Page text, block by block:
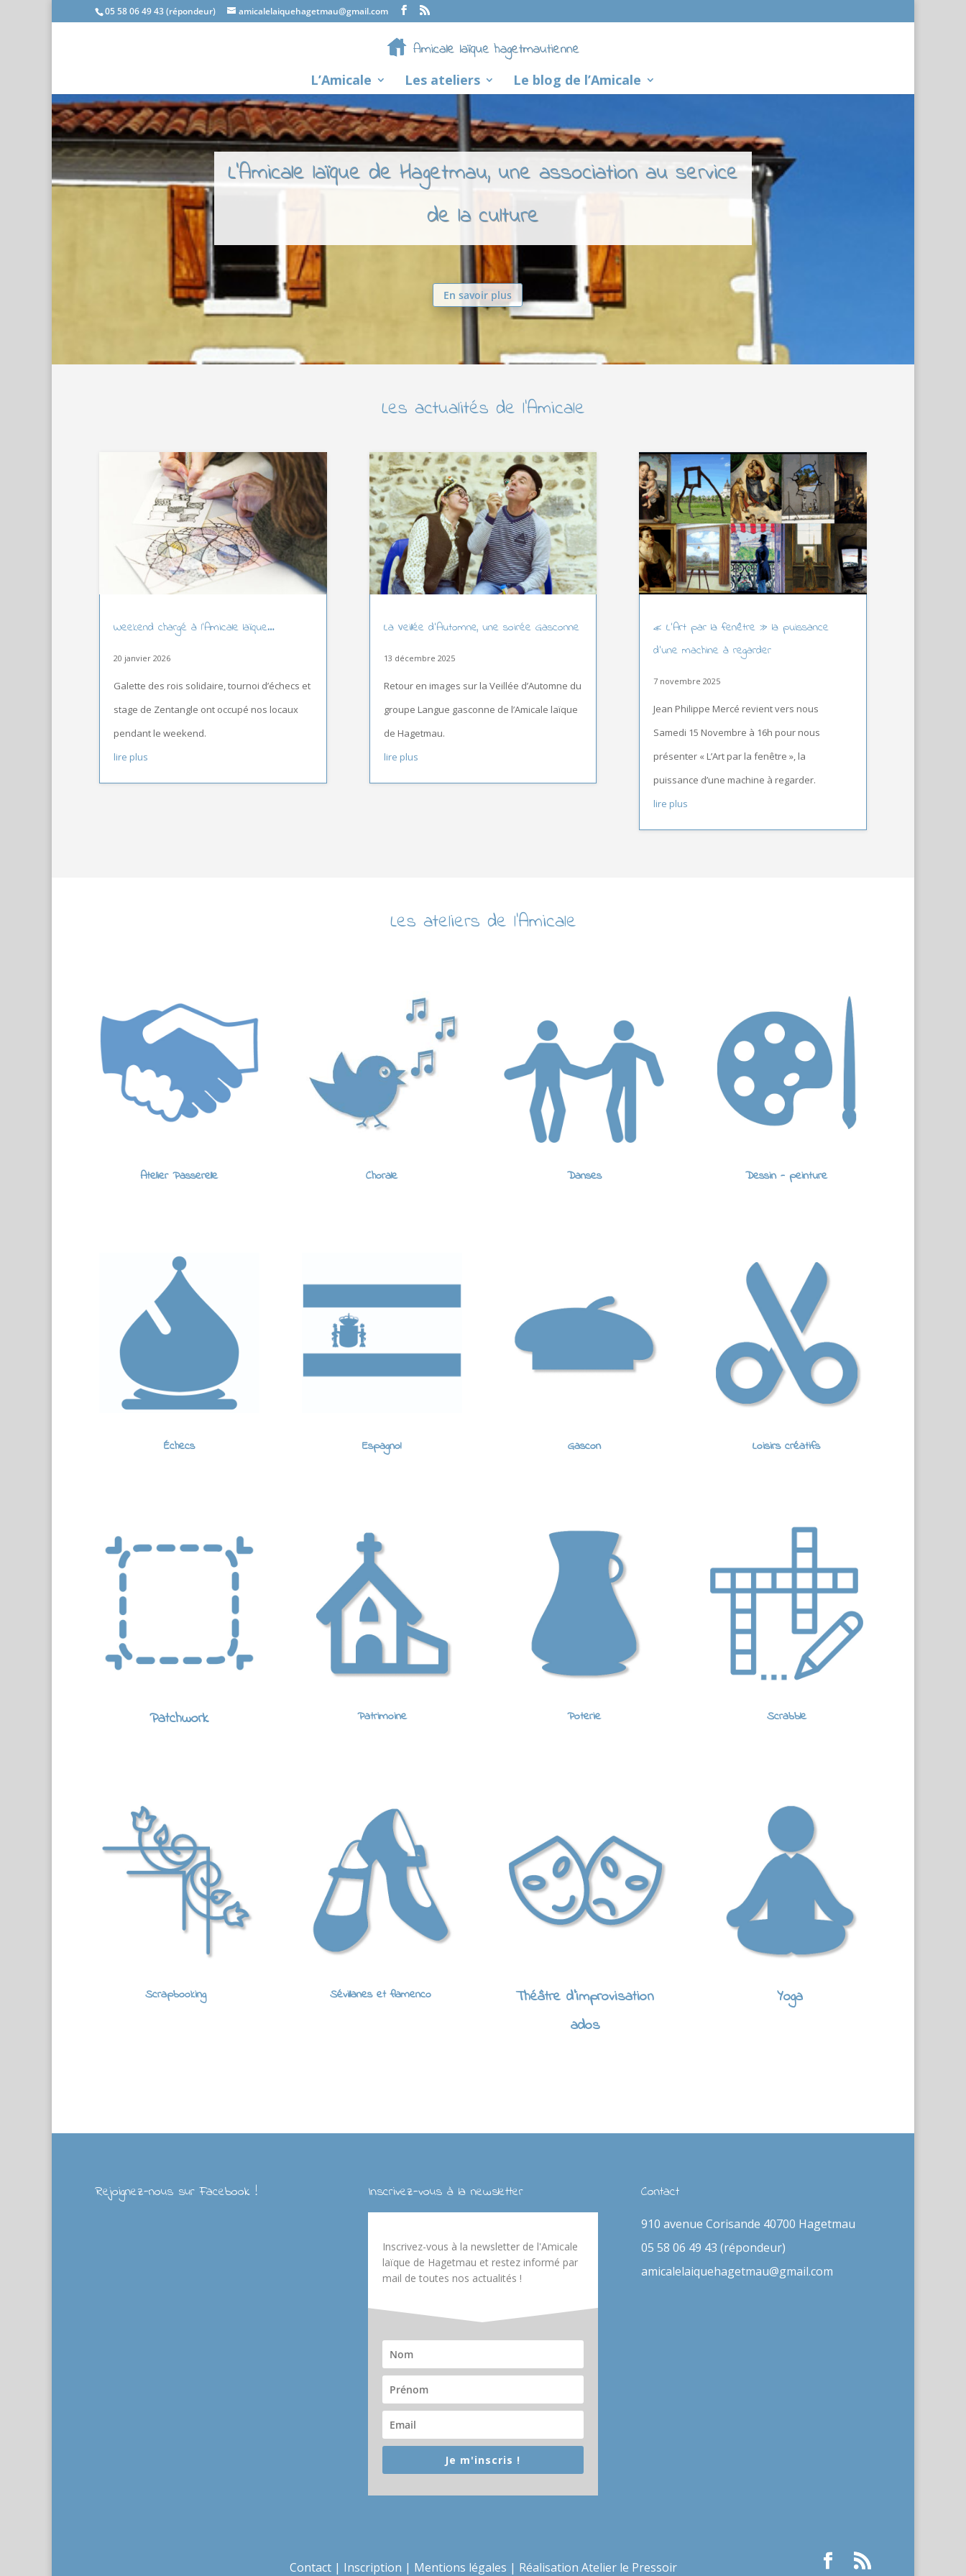
05 58 06 49 43 (répondeur) amicalelaiquehagetmau@gmail.com
L’Amicale Les ateliers Le blog de l’Amicale
L'Amicale laïque de Hagetmau, une association au service
de la culture
En savoir plus
Les actualités de l’Amicale
Weekend chargé à l’Amicale laïque…
20 janvier 2026
Galette des rois solidaire, tournoi d’échecs et
stage de Zentangle ont occupé nos locaux
pendant le weekend.
lire plus
La Veillée d’Automne, une soirée Gasconne
13 décembre 2025
Retour en images sur la Veillée d’Automne du
groupe Langue gasconne de l’Amicale laïque
de Hagetmau.
lire plus
« L’Art par la fenêtre » la puissance
d’une machine à regarder
7 novembre 2025
Jean Philippe Mercé revient vers nous
Samedi 15 Novembre à 16h pour nous
présenter « L’Art par la fenêtre », la
puissance d’une machine à regarder.
lire plus
Les ateliers de l’Amicale
Atelier Passerelle Chorale Danses Dessin - peinture
Échecs Espagnol Gascon Loisirs créatifs
Patchwork Patrimoine Poterie Scrabble
Scrapbooking Sévillanes et flamenco
Théâtre d'improvisation
ados
Yoga
Rejoignez-nous sur Facebook ! Inscrivez-vous à la newsletter
Inscrivez-vous à la newsletter de l'Amicale
laïque de Hagetmau et restez informé par
mail de toutes nos actualités !
Je m'inscris !
Contact
910 avenue Corisande 40700 Hagetmau
05 58 06 49 43 (répondeur)
amicalelaiquehagetmau@gmail.com
Contact| Inscription | Mentions légales | Réalisation Atelier le Pressoir